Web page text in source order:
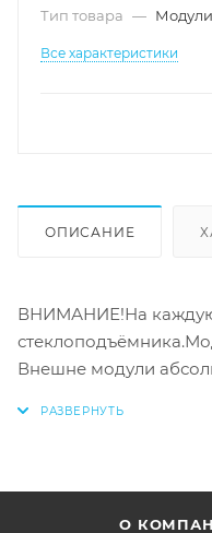
Тип товара —
Все характеристики
ОПИСАНИЕ
ВНИМАНИЕ!На каждую
Внешне модули
О